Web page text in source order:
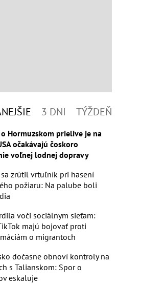
3 DNI TÝŽDEŇ
Hormuzskom prielive je na
očakávajú čoskoro
voľnej lodnej dopravy
sa zrútil vrtuľník pri hasení
požiaru: Na palube boli
voči sociálnym sieťam:
majú bojovať proti
o migrantoch
dočasne obnoví kontroly na
s Talianskom: Spor o
eskaluje